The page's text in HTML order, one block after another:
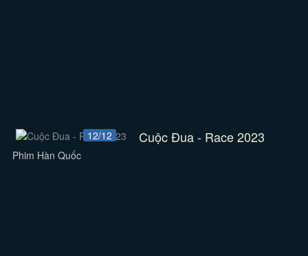
12/12 Cuộc Đua - Race 2023
Phim Hàn Quốc